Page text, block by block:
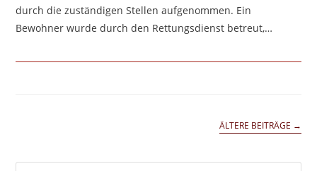
durch die zuständigen Stellen aufgenommen. Ein
Bewohner wurde durch den Rettungsdienst betreut,…
ÄLTERE BEITRÄGE →